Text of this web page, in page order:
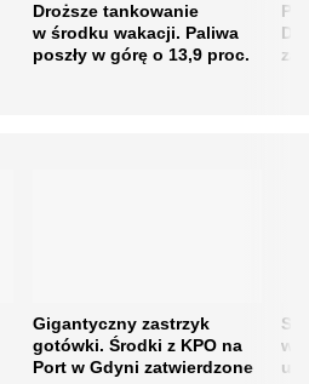
Droższe tankowanie
w środku wakacji. Paliwa
poszły w górę o 13,9 proc.
Po
Gigantyczny zastrzyk
gotówki. Środki z KPO na
Port w Gdyni zatwierdzone